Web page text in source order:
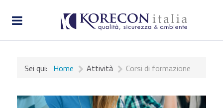
Sei qui: Home Attività Corsi di formazione